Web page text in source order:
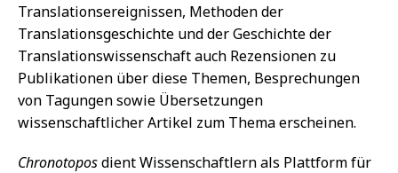
Translationsereignissen, Methoden der
Translationsgeschichte und der Geschichte der
Translationswissenschaft auch Rezensionen zu
Publikationen über diese Themen, Besprechungen
von Tagungen sowie Übersetzungen
wissenschaftlicher Artikel zum Thema erscheinen.
Chronotoposdient Wissenschaftlern als Plattform für